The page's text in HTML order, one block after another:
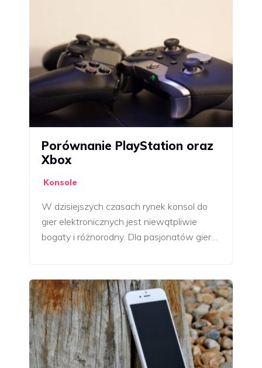
Porównanie PlayStation oraz
Xbox
Konsole
W dzisiejszych czasach rynek konsol do
gier elektronicznych jest niewątpliwie
bogaty i różnorodny. Dla pasjonatów gier…